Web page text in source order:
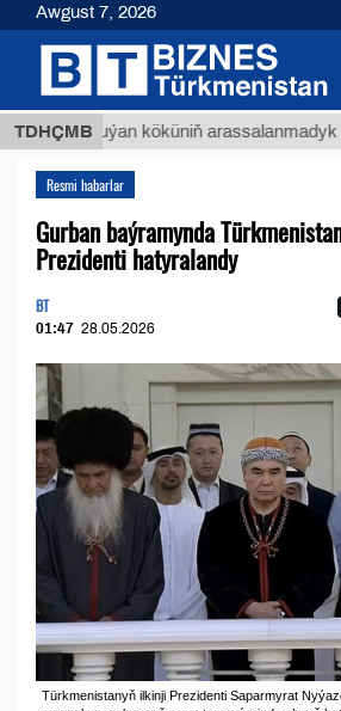
TDHÇMB
Buýan köküniň arassalanmadyk
Resmi habarlar
Gurban baýramynda
Prezidenti hatyralandy
BT
01:47 28.05.2026
Türkmenistanyň ilkinji Prezidenti Saparmyrat
Awgust 7, 2026